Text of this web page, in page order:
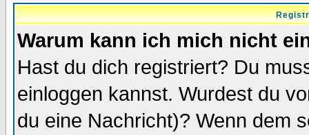
Warum kann ich mich nicht
Hast du dich registriert? Du
einloggen kannst. Wurdest du
du eine Nachricht)? Wenn dem